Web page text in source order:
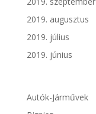
2019. augusztus
2019. július
2019. június
Autók-Járművek